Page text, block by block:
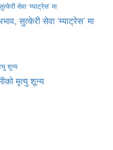
सुत्केरी सेवा ‘म्याट्रेस’ मा
मृत्यु शून्य